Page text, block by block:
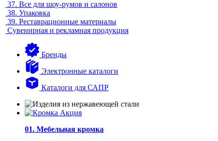
37. Все для шоу-румов и салонов
38. Упаковка
39. Реставрационные материалы
Сувенирная и рекламная продукция
Бренды
Электронные каталоги
Каталоги для САПР
01. Мебельная кромка